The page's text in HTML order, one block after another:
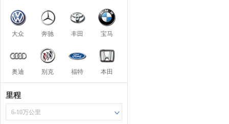
大众 奔驰 丰田 宝马
奥迪 别克 福特 本田
里程
6-10万公里